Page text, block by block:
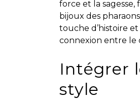
force et la sagesse,
bijoux des
touche d’histoire
connexion entre le
Intégrer
style